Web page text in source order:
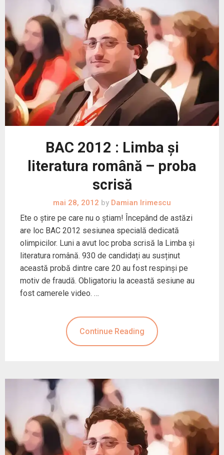
BAC 2012 : Limba și
literatura română – proba
scrisă
mai 28, 2012 by Damian Irimescu
Ete o știre pe care nu o știam! Începând de astăzi
are loc BAC 2012 sesiunea specială dedicată
olimpicilor. Luni a avut loc proba scrisă la Limba și
literatura română. 930 de candidați au susținut
această probă dintre care 20 au fost respinși pe
motiv de fraudă. Obligatoriu la această sesiune au
fost camerele video. …
Continue Reading